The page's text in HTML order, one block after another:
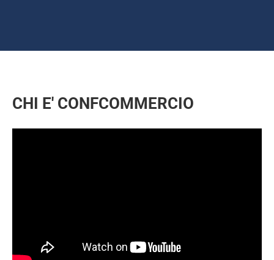
CHI E' CONFCOMMERCIO